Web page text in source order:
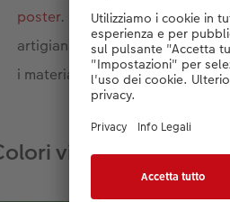
poster. Le cornici e i poster
artigianale. Con il legno, il
i materiali.
vivaci per il buon